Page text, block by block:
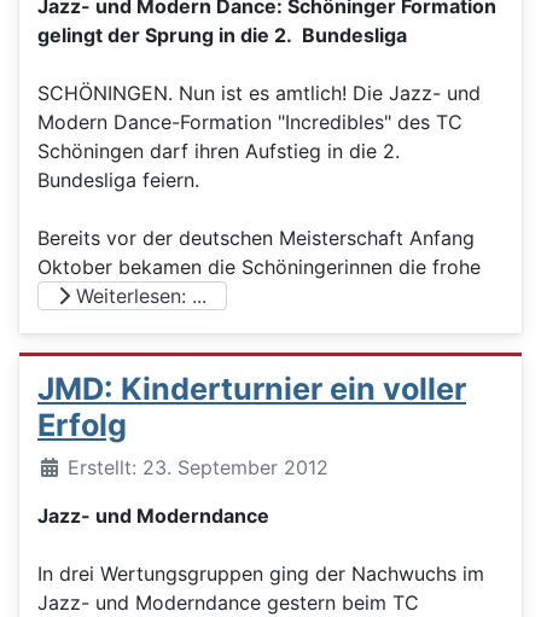
Jazz- und Modern Dance: Schöninger Formation
gelingt der Sprung in die 2. Bundesliga
SCHÖNINGEN. Nun ist es amtlich! Die Jazz- und
Modern Dance-Formation "Incredibles" des TC
Schöningen darf ihren Aufstieg in die 2.
Bundesliga feiern.
Bereits vor der deutschen Meisterschaft Anfang
Oktober bekamen die Schöningerinnen die frohe
Weiterlesen: ...
JMD: Kinderturnier ein voller
Erfolg
DetailsErstellt: 23. September 2012
Jazz- und Moderndance
In drei Wertungsgruppen ging der Nachwuchs im
Jazz- und Moderndance gestern beim TC